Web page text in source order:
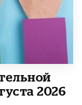
2026